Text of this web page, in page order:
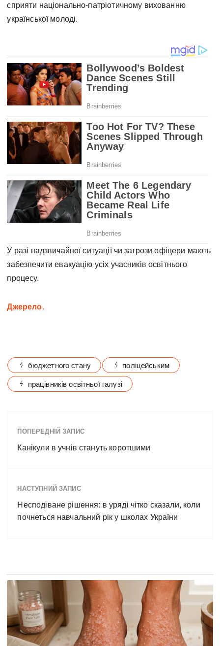
сприяти національно-патріотичному вихованню
української молоді.
У разі надзвичайної ситуації чи загрози офіцери мають
забезпечити евакуацію усіх учасників освітнього
процесу.
Джерело.
бюджетного стану поліцейським
працівників освітньої галузі
ПОПЕРЕДНІЙ ЗАПИС
Канікули в учнів стануть коротшими
НАСТУПНИЙ ЗАПИС
Несподіване рішення: в уряді чітко сказали, коли
почнеться навчальний рік у школах України